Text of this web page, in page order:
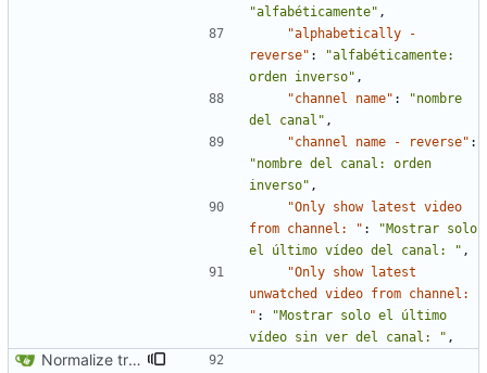
"alfabéticamente" ,
"alphabetically -
reverse" :
"alfabéticamente:
orden inverso" ,
"channel name" :
"nombre
del canal" ,
"channel name - reverse" :
"nombre del canal: orden
inverso" ,
"Only show latest video
from channel: " :
"Mostrar solo
el último vídeo del canal: " ,
"Only show latest
unwatched video from channel:
" :
"Mostrar solo el último
vídeo sin ver del canal: " ,
Normalize translation key for user prefrerences